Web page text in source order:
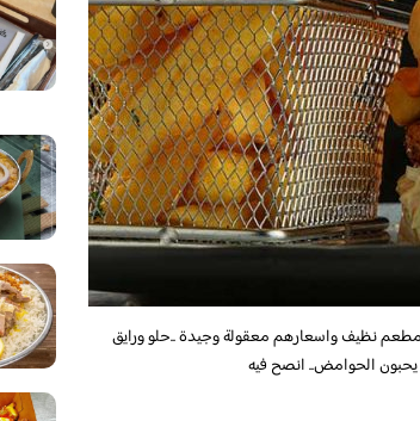
نظيف واسعارهم معقولة وجيدة ..حلو ورايق
الحوامض.. انصح فيه